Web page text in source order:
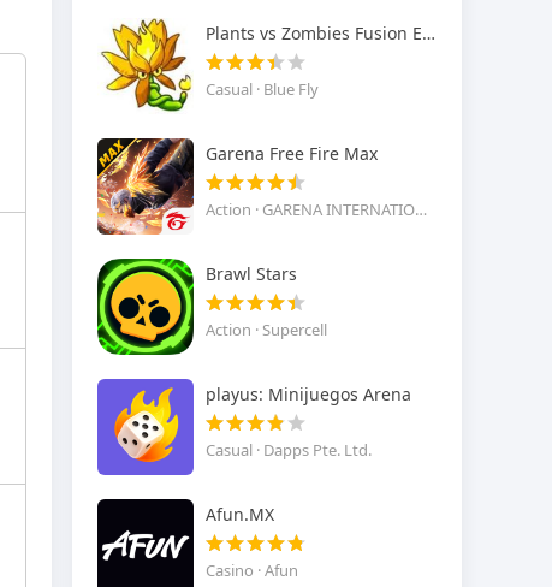
Plants vs Zombies Fusion Edition
Casual · Blue Fly
Garena Free Fire Max
Action · GARENA INTERNATIONAL I
Brawl Stars
Action · Supercell
playus: Minijuegos Arena
Casual · Dapps Pte. Ltd.
Afun.MX
Casino · Afun